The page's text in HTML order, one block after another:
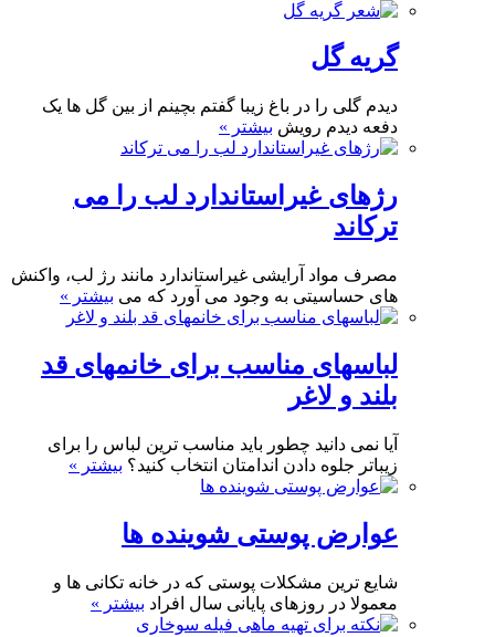
گریه گل
دیدم گلی را در باغ زیبا گفتم بچینم از بین گل ها یک
دفعه دیدم رویش بیشتر »
رژهای غیراستاندارد لب را می
ترکاند
مصرف مواد آرایشی غیراستاندارد مانند رژ لب، واکنش
های حساسیتی به وجود می آورد که می بیشتر »
لباسهای مناسب برای خانمهای قد
بلند و لاغر
آیا نمی دانید چطور باید مناسب ترین لباس را برای
زیباتر جلوه دادن اندامتان انتخاب کنید؟ بیشتر »
عوارض پوستی شوینده ها
شایع ترین مشکلات پوستی که در خانه تکانی ها و
معمولا در روزهای پایانی سال افراد بیشتر »